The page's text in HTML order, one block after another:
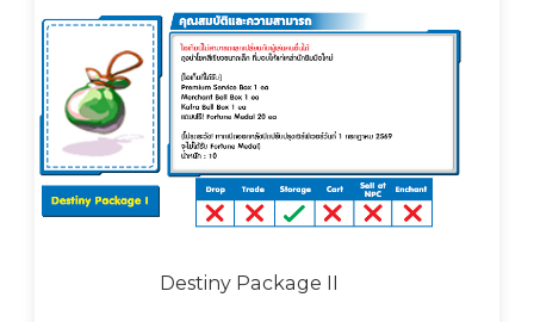
Destiny Package II